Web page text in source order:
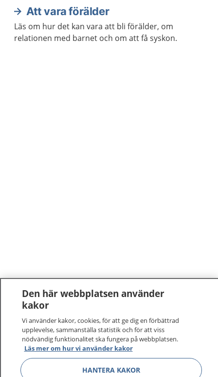
Att vara förälder
Läs om hur det kan vara att bli förälder, om
relationen med barnet och om att få syskon.
1177 –tryggt om din hälsa och vård
På 1177.se får du råd om hälsa och information om
sjukdomar och vilka mottagningar du kan kontakta.
Logga in för att läsa din journal och göra dina
vårdärenden. Ring telefonnummer 1177 för
Den här webbplatsen använder
kakor
Vi använder kakor, cookies, för att ge dig en förbättrad
upplevelse, sammanställa statistik och för att viss
nödvändig funktionalitet ska fungera på webbplatsen.
Läs mer om hur vi använder kakor
HANTERA KAKOR